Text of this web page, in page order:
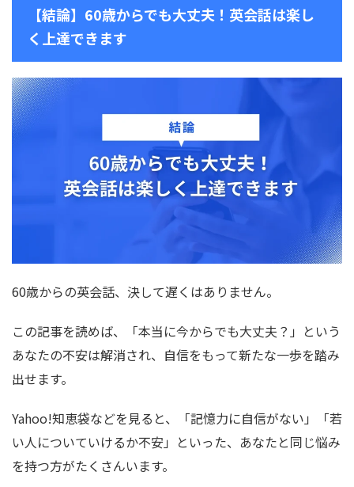
【結論】60歳からでも大丈夫！英会話は楽し
く上達できます
60歳からの英会話、決して遅くはありません。
この記事を読めば、「本当に今からでも大丈夫？」という
あなたの不安は解消され、自信をもって新たな一歩を踏み
出せます。
Yahoo!知恵袋などを見ると、「記憶力に自信がない」「若
い人についていけるか不安」といった、あなたと同じ悩み
を持つ方がたくさんいます。